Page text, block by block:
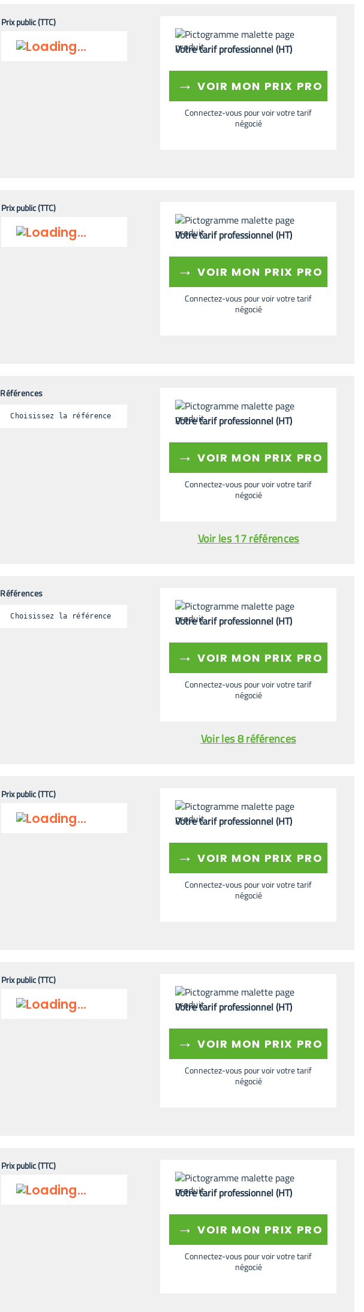
Prix public (TTC)
Votre tarif professionnel (HT)
→ VOIR MON PRIX PRO
Connectez-vous pour voir votre tarif
négocié
Prix public (TTC)
Votre tarif professionnel (HT)
→ VOIR MON PRIX PRO
Connectez-vous pour voir votre tarif
négocié
Références
Choisissez la référence Votre tarif professionnel (HT)
→ VOIR MON PRIX PRO
Connectez-vous pour voir votre tarif
négocié
Voir les 17 références
Références
Choisissez la référence Votre tarif professionnel (HT)
→ VOIR MON PRIX PRO
Connectez-vous pour voir votre tarif
négocié
Voir les 8 références
Prix public (TTC)
Votre tarif professionnel (HT)
→ VOIR MON PRIX PRO
Connectez-vous pour voir votre tarif
négocié
Prix public (TTC)
Votre tarif professionnel (HT)
→ VOIR MON PRIX PRO
Connectez-vous pour voir votre tarif
négocié
Prix public (TTC)
Votre tarif professionnel (HT)
→ VOIR MON PRIX PRO
Connectez-vous pour voir votre tarif
négocié